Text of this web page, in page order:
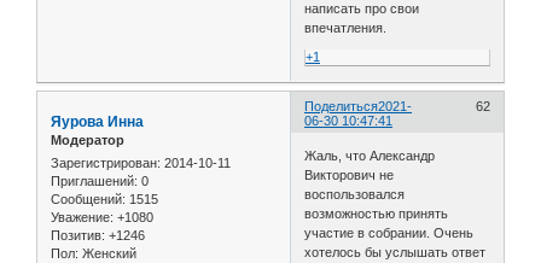
написать про свои
впечатления.
+1
Поделиться 62
2021-
06-30 10:47:41
Яурова Инна
Модератор
Зарегистрирован: 2014-10-11
Приглашений: 0
Сообщений: 1515
Уважение: +1080
Позитив: +1246
Пол: Женский
Жаль, что Александр
Викторович не
воспользовался
возможностью принять
участие в собрании. Очень
хотелось бы услышать ответ